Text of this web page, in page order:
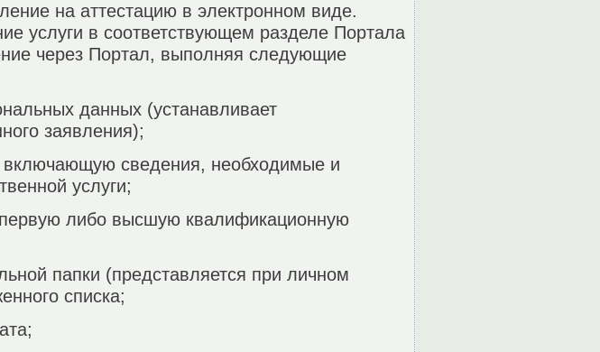
на аттестацию в электронном виде.
услуги в соответствующем разделе Портала
через Портал, выполняя следующие
данных (устанавливает
заявления);
включающую сведения, необходимые и
услуги;
первую либо высшую квалификационную
папки (представляется при личном
списка;